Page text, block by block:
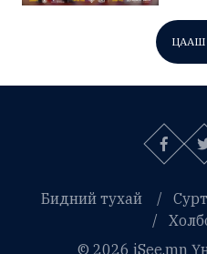
ЦААШ
Бидний тухай
© 2026 iSee.mn